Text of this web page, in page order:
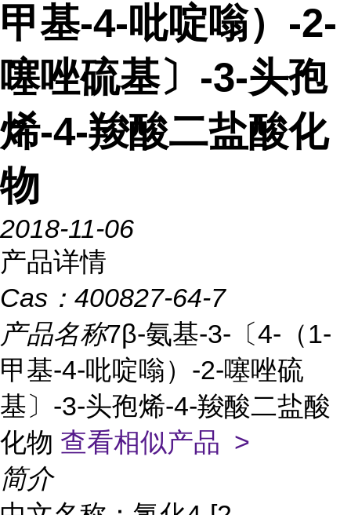
甲基-4-吡啶嗡）-2-
噻唑硫基〕-3-头孢
烯-4-羧酸二盐酸化
物
2018-11-06
产品详情
Cas： 400827-64-7
产品名称7β-氨基-3-〔4-（1-
甲基-4-吡啶嗡）-2-噻唑硫
基〕-3-头孢烯-4-羧酸二盐酸
化物 查看相似产品 >
简介